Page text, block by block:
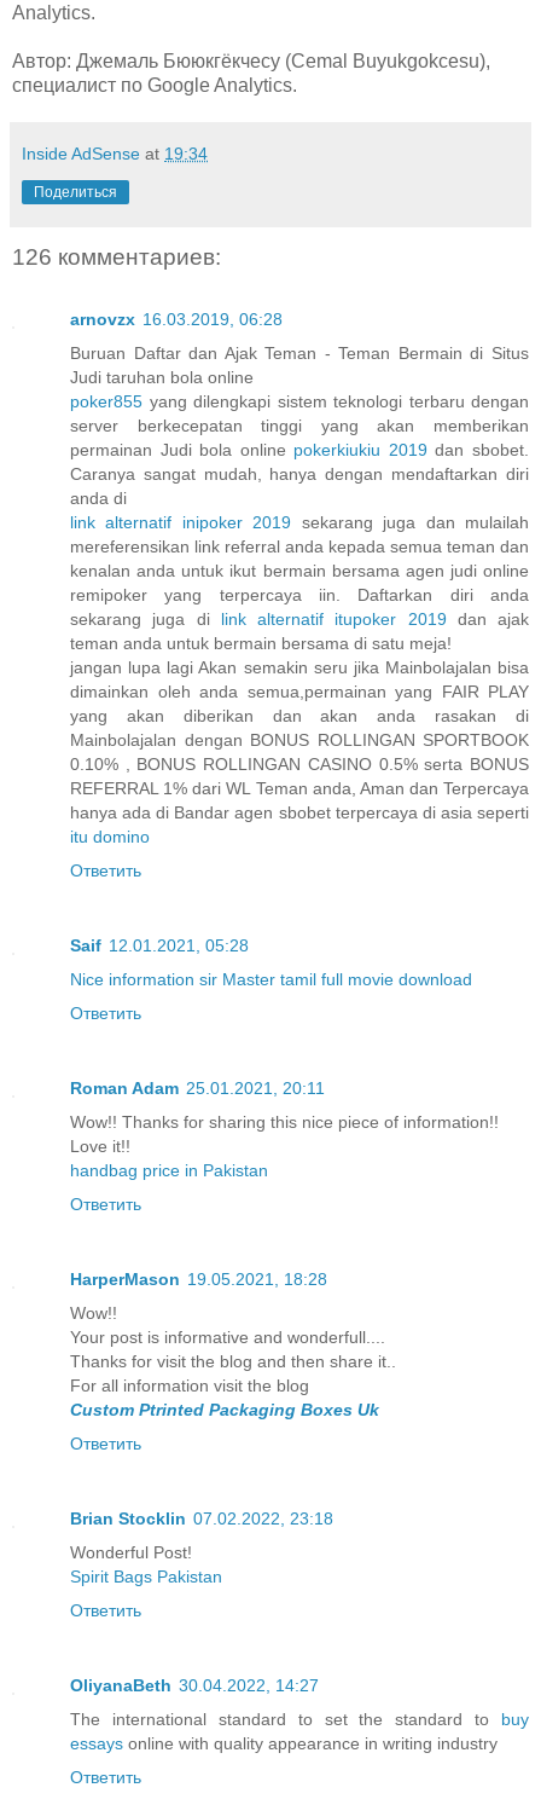
Analytics.
Автор: Джемаль Бююкгёкчесу (Cemal Buyukgokcesu),
специалист по Google Analytics.
Inside AdSense at 19:34
Поделиться
126 комментариев:
arnovzx 16.03.2019, 06:28
Buruan Daftar dan Ajak Teman - Teman Bermain di Situs
Judi taruhan bola online
poker855 yang dilengkapi sistem teknologi terbaru dengan
server berkecepatan tinggi yang akan memberikan
permainan Judi bola online pokerkiukiu 2019dan sbobet.
Caranya sangat mudah, hanya dengan mendaftarkan diri
anda di
link alternatif inipoker 2019 sekarang juga dan mulailah
mereferensikan link referral anda kepada semua teman dan
kenalan anda untuk ikut bermain bersama agen judi online
remipoker yang terpercaya iin. Daftarkan diri anda
sekarang juga di link alternatif itupoker 2019dan ajak
teman anda untuk bermain bersama di satu meja!
jangan lupa lagi Akan semakin seru jika Mainbolajalan bisa
dimainkan oleh anda semua,permainan yang FAIR PLAY
yang akan diberikan dan akan anda rasakan di
Mainbolajalan dengan BONUS ROLLINGAN SPORTBOOK
0.10% , BONUS ROLLINGAN CASINO 0.5% serta BONUS
REFERRAL 1% dari WL Teman anda, Aman dan Terpercaya
hanya ada di Bandar agen sbobet terpercaya di asia seperti
itu domino
Ответить
Saif 12.01.2021, 05:28
Nice information sir Master tamil full movie download
Ответить
Roman Adam 25.01.2021, 20:11
Wow!! Thanks for sharing this nice piece of information!!
Love it!!
handbag price in Pakistan
Ответить
HarperMason 19.05.2021, 18:28
Wow!!
Your post is informative and wonderfull....
Thanks for visit the blog and then share it..
For all information visit the blog
Custom Ptrinted Packaging Boxes Uk
Ответить
Brian Stocklin 07.02.2022, 23:18
Wonderful Post!
Spirit Bags Pakistan
Ответить
OliyanaBeth 30.04.2022, 14:27
The international standard to set the standard to buy
essays online with quality appearance in writing industry
Ответить